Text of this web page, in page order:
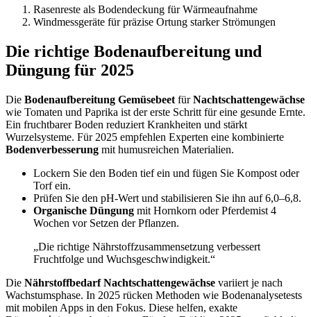
Rasenreste als Bodendeckung für Wärmeaufnahme
Windmessgeräte für präzise Ortung starker Strömungen
Die richtige Bodenaufbereitung und
Düngung für 2025
Die Bodenaufbereitung Gemüsebeet fürNachtschattengewächse
wie Tomaten und Paprika ist der erste Schritt für eine gesunde Ernte.
Ein fruchtbarer Boden reduziert Krankheiten und stärkt
Wurzelsysteme. Für 2025 empfehlen Experten eine kombinierte
Bodenverbesserung mit humusreichen Materialien.
Lockern Sie den Boden tief ein und fügen Sie Kompost oder
Torf ein.
Prüfen Sie den pH-Wert und stabilisieren Sie ihn auf 6,0–6,8.
Organische Düngung mit Hornkorn oder Pferdemist 4
Wochen vor Setzen der Pflanzen.
„Die richtige Nährstoffzusammensetzung verbessert
Fruchtfolge und Wuchsgeschwindigkeit.“
Die Nährstoffbedarf Nachtschattengewächse variiert je nach
Wachstumsphase. In 2025 rücken Methoden wie Bodenanalysetests
mit mobilen Apps in den Fokus. Diese helfen, exakte